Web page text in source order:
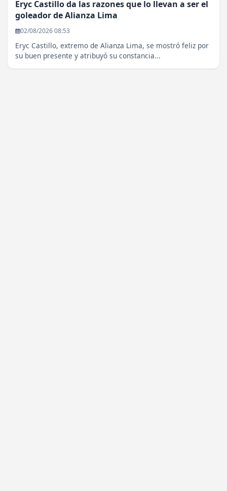
Eryc Castillo da las razones que lo llevan a ser el
goleador de Alianza Lima
02/08/2026 08:53
Eryc Castillo, extremo de Alianza Lima, se mostró feliz por
su buen presente y atribuyó su constancia...